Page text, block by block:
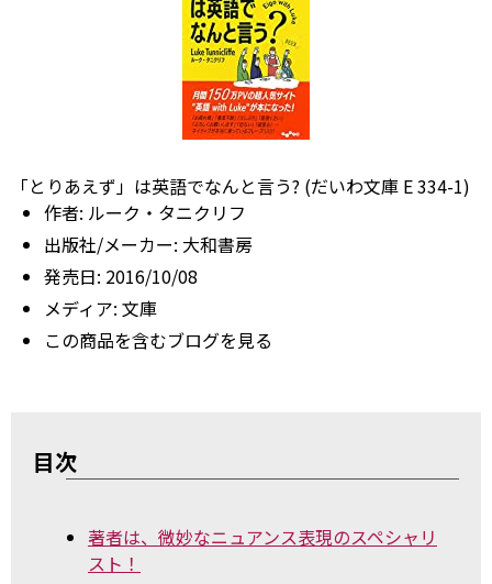
「とりあえず」は英語でなんと言う? (だいわ文庫 E 334-1)
作者: ルーク・タニクリフ
出版社/メーカー: 大和書房
発売日: 2016/10/08
メディア: 文庫
この商品を含むブログを見る
目次
著者は、微妙なニュアンス表現のスペシャリ
スト！